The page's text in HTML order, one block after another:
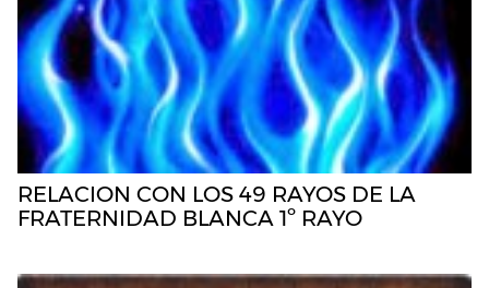
RELACION CON LOS 49 RAYOS DE LA
FRATERNIDAD BLANCA 1º RAYO